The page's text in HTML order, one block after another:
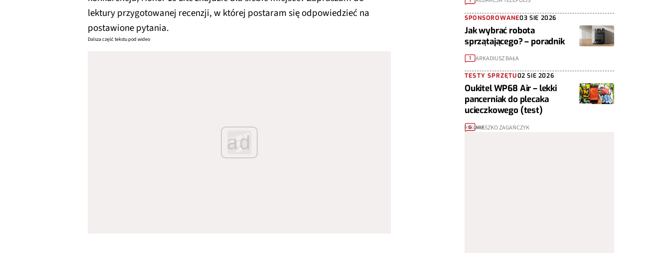
lektury przygotowanej recenzji, w której postaram się odpowiedzieć na
postawione pytania.
Dalsza część tekstu pod wideo
ad
SPONSOROWANE03 SIE 2026
Jak wybrać robota
sprzątającego? – poradnik
1 ARKADIUSZ BAŁA
TESTY SPRZĘTU02 SIE 2026
Oukitel WP68 Air – lekki
pancerniak do plecaka
ucieczkowego (test)
6 MIESZKO ZAGAŃCZYK